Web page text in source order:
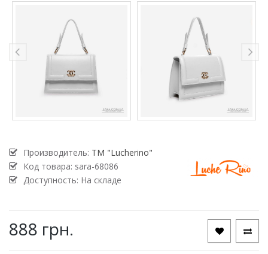
Производитель: TM "Lucherino"
Код товара: sara-68086
Доступность: На складе
888 грн.